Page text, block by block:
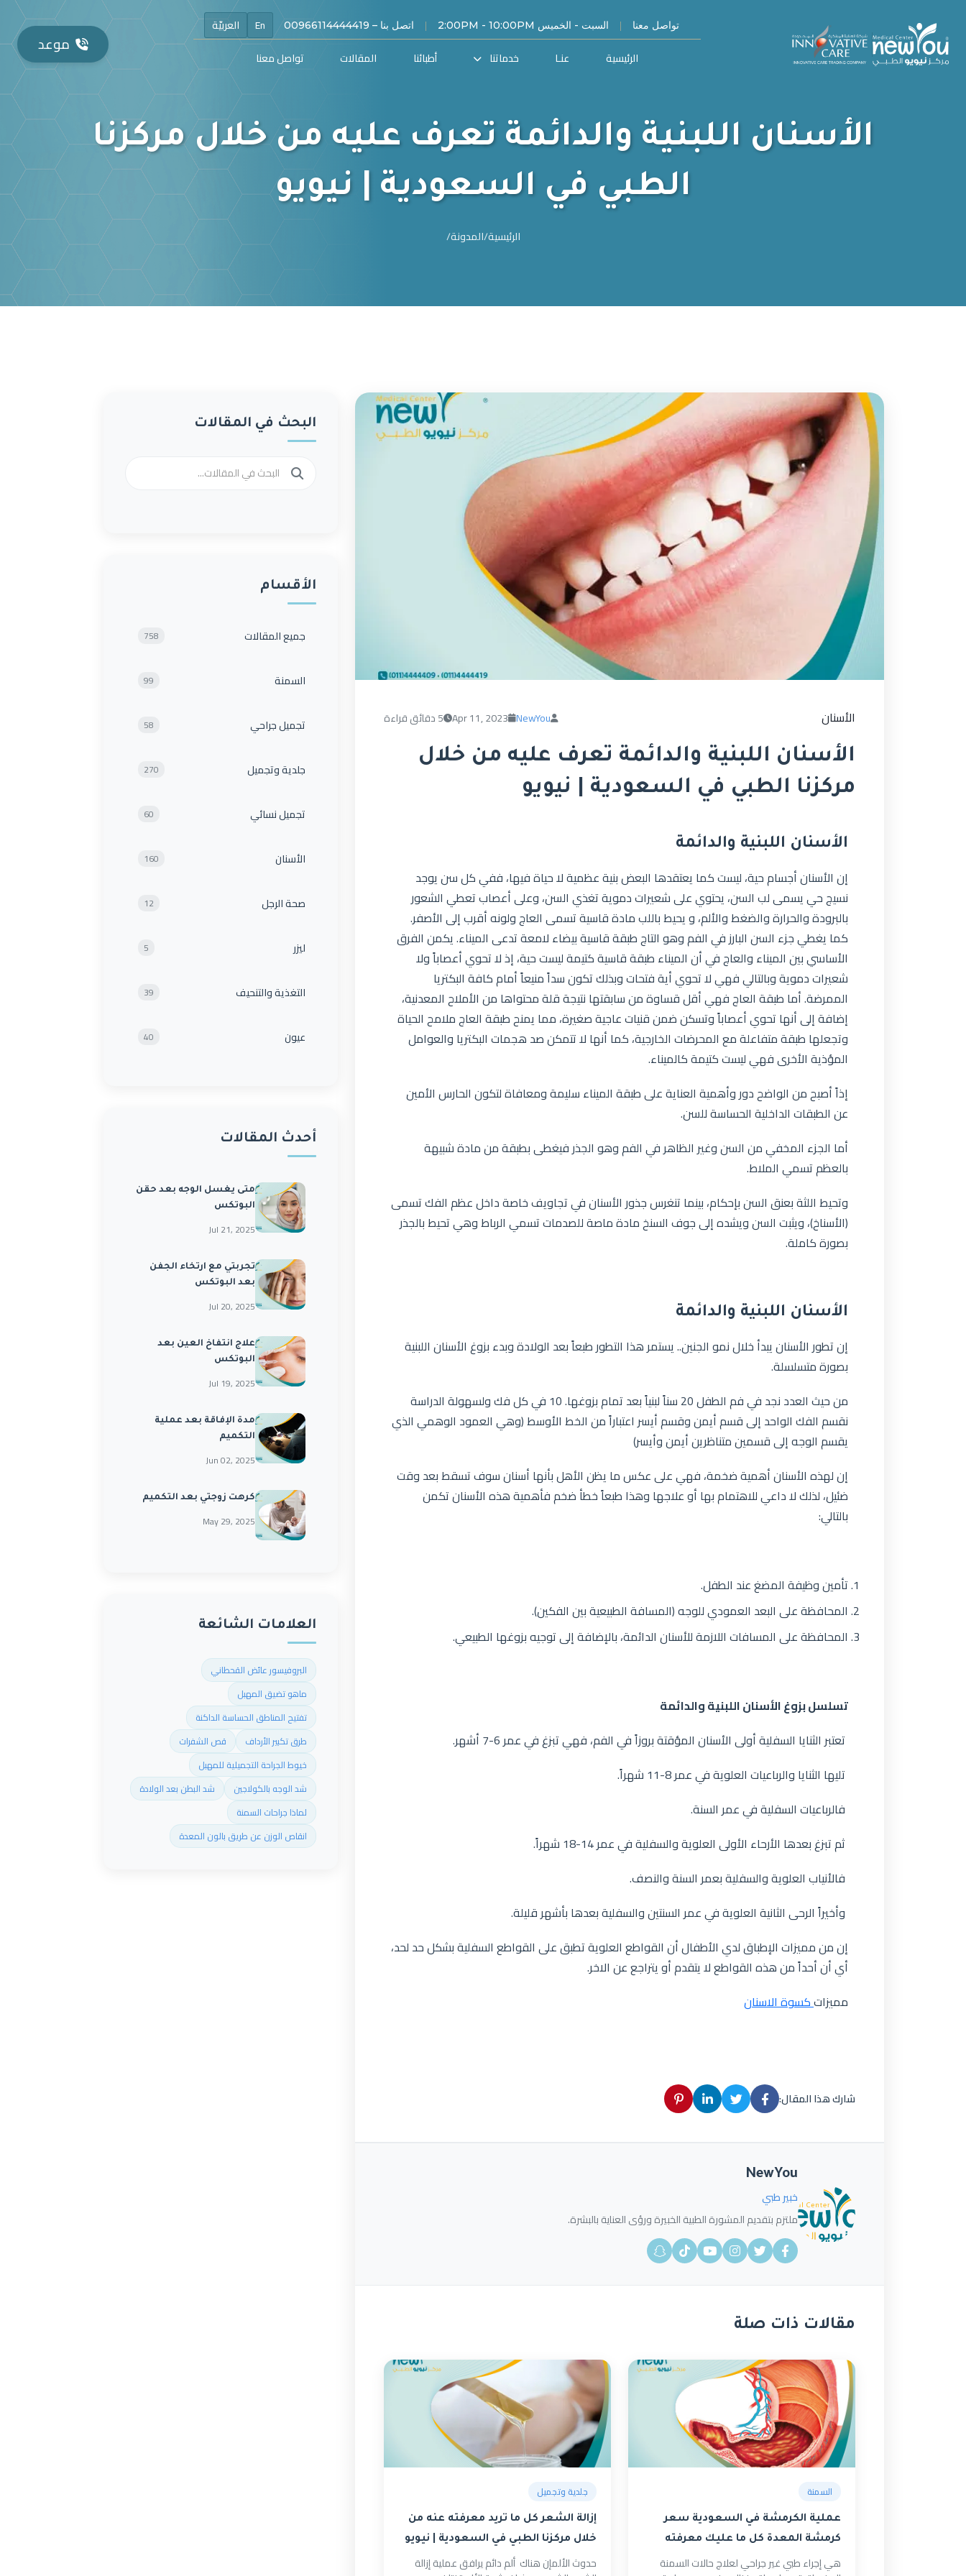
تواصل معنا | السبت - الخميس 2:00PM - 10:00PM | اتصل بنا – 00966114444419 En
العربيّة
الرئيسية
عنـا خدماتنا أطبائنا المقالات تواصل معنا
موعد
الأسنان اللبنية والدائمة تعرف عليه من خلال مركزنا
الطبي في السعودية | نيويو
الرئيسية/المدونة/
الأسنان NewYou
Apr 11, 2023 5 دقائق قراءة
الأسنان اللبنية والدائمة تعرف عليه من خلال
مركزنا الطبي في السعودية | نيويو
الأسنان اللبنية والدائمة
إن الأسنان أجسام حية، ليست كما يعتقدها البعض بنية عظمية لا حياة فيها، ففي كل سن يوجد
نسيج حي يسمى لب السن، يحتوي على شعيرات دموية تغذي السن، وعلى أعصاب تعطي الشعور
بالبرودة والحرارة والضغط والألم، و يحيط باللب مادة قاسية تسمى العاج ولونه أقرب إلى الأصفر.
كما يغطي جزء السن البارز في الفم وهو التاج طبقة قاسية بيضاء لامعة تدعى الميناء. يكمن الفرق
الأساسي بين الميناء والعاج في أن الميناء طبقة قاسية كتيمة ليست حية، إذ لا تحوي أعصاباً ولا
شعيرات دموية وبالتالي فهي لا تحوي أية فتحات وبذلك تكون سداً منيعاً أمام كافة البكتريا
الممرضة. أما طبقة العاج فهي أقل قساوة من سابقتها نتيجة قلة محتواها من الأملاح المعدنية،
إضافة إلى أنها تحوي أعصاباً وتسكن ضمن قنيات عاجية صغيرة، مما يمنح طبقة العاج ملامح الحياة
وتجعلها طبقة متفاعلة مع المحرضات الخارجية، كما أنها لا تتمكن صد هجمات البكتريا والعوامل
المؤذية الأخرى فهي ليست كتيمة كالميناء.
إذاً أصبح من الواضح دور وأهمية العناية على طبقة الميناء سليمة ومعافاة لتكون الحارس الأمين
عن الطبقات الداخلية الحساسة للسن.
أما الجزء المخفي من السن وغير الظاهر في الفم وهو الجذر فيغطى بطبقة من مادة شبيهة
بالعظم تسمي الملاط.
وتحيط اللثة بعنق السن بإحكام، بينما تنغرس جذور الأسنان في تجاويف خاصة داخل عظم الفك تسمى
(الأسناخ)، ويثبت السن ويشده إلى جوف السنخ مادة ماصة للصدمات تسمي الرباط وهي تحيط بالجذر
بصورة كاملة.
الأسنان اللبنية والدائمة
إن تطور الأسنان يبدأ خلال نمو الجنين.. يستمر هذا التطور طبعاً بعد الولادة وبدء بزوغ الأسنان اللبنية
بصورة متسلسلة.
من حيث العدد نجد في فم الطفل 20 سناً لبنياً بعد تمام بزوغها. 10 في كل فك ولسهولة الدراسة
نقسم الفك الواحد إلى قسم أيمن وقسم أيسر اعتباراً من الخط الأوسط (وهي العمود الوهمي الذي
يقسم الوجه إلى قسمين متناظرين أيمن وأيسر)
إن لهذه الأسنان أهمية ضخمة، فهي على عكس ما يظن الأهل بأنها أسنان سوف تسقط بعد وقت
ضئيل، لذلك لا داعي للاهتمام بها أو علاجها وهذا طبعاً خطأ ضخم فأهمية هذه الأسنان تكمن
بالتالي:
تأمين وظيفة المضغ عند الطفل.
المحافظة على البعد العمودي للوجه (المسافة الطبيعية بين الفكين).
المحافظة على المسافات اللازمة للأسنان الدائمة، بالإضافة إلى توجيه بزوغها الطبيعي.
تسلسل بزوغ الأسنان اللبنية والدائمة
تعتبر الثنايا السفلية أولى الأسنان المؤقتة بروزاً في الفم، فهي تبزغ في عمر 6-7 أشهر.
تليها الثنايا والرباعيات العلوية في عمر 8-11 شهراً.
فالرباعيات السفلية في عمر السنة.
ثم تبزغ بعدها الأرحاء الأولى العلوية والسفلية في عمر 14-18 شهراً.
فالأنياب العلوية والسفلية بعمر السنة والنصف.
وأخيراً الرحى الثانية العلوية في عمر السنتين والسفلية بعدها بأشهر قليلة.
إن من مميزات الإطباق لدي الأطفال أن القواطع العلوية تطبق على القواطع السفلية بشكل حد لحد،
أي أن أحداً من هذه القواطع لا يتقدم أو يتراجع عن الاخر.
مميزاتكسوة الاسنان
شارك هذا المقال:
NewYou
خبير طبي
ملتزم بتقديم المشورة الطبية الخبيرة ورؤى العناية بالبشرة.
مقالات ذات صلة
السمنة
عملية الكرمشة في السعودية سعر
كرمشة المعدة كل ما عليك معرفته
هي إجراء طبي غير جراحي لعلاج حالات السمنة
جلدية وتجميل
إزالة الشعر كل ما تريد معرفته عنه من
خلال مركزنا الطبي في السعودية | نيويو
حدوث الألمإن هناك ألم دائم يرافق عملية إزالة
البحث في المقالات
الأقسام
جميع المقالات 758
السمنة 99
تجميل جراحي 58
جلدية وتجميل 270
تجميل نسائي 60
الأسنان 160
صحة الرجل 12
ليزر 5
التغذية والتنحيف 39
عيون 40
أحدث المقالات
متى يغسل الوجه بعد حقن
البوتكس
Jul 21, 2025
تجربتي مع ارتخاء الجفن
بعد البوتكس
Jul 20, 2025
علاج انتفاخ العين بعد
البوتكس
Jul 19, 2025
مدة الإفاقة بعد عملية
التكميم
Jun 02, 2025
كرهت زوجتي بعد التكميم
May 29, 2025
العلامات الشائعة
البروفيسور عائض القحطاني
ماهو تضيق المهبل
تفتيح المناطق الحساسة الداكنة
طرق تكبير الأرداف
قص الشفرات
خيوط الجراحة التجميلية للمهبل
شد الوجه بالكولاجين
شد البطن بعد الولادة
لماذا جراحات السمنة
انقاص الوزن عن طريق بالون المعدة